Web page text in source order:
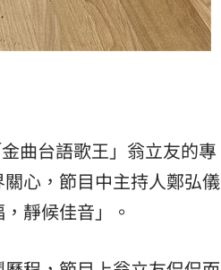
曲台語歌王」翁立友的專
心，節目中主持人鄭弘儀
靜候佳音」。